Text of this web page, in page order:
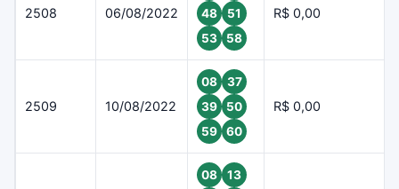
2508 06/08/2022
48
51
53
58
R$ 0,00
2509 10/08/2022
08
37
39
50
59
60
R$ 0,00
08
13